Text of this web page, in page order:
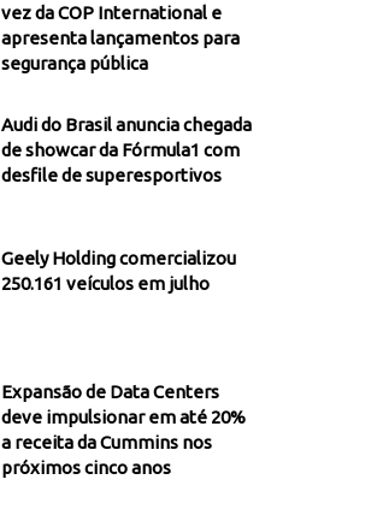
vez da COP International e
apresenta lançamentos para
segurança pública
Audi do Brasil anuncia chegada
de showcar da Fórmula1 com
desfile de superesportivos
Geely Holding comercializou
250.161 veículos em julho
Expansão de Data Centers
deve impulsionar em até 20%
a receita da Cummins nos
próximos cinco anos